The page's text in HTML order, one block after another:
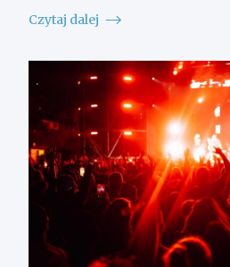
Czytaj dalej